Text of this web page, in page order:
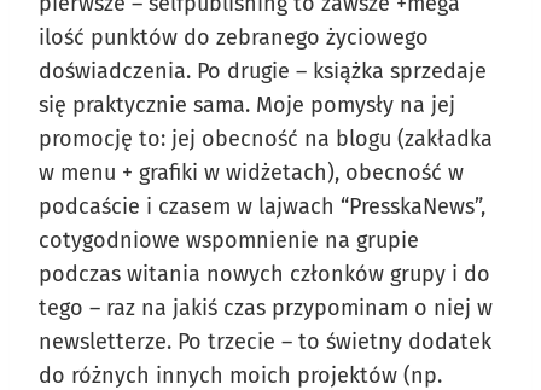
ilość punktów do zebranego życiowego
doświadczenia. Po drugie – książka sprzedaje
się praktycznie sama. Moje pomysły na jej
promocję to: jej obecność na blogu (zakładka
w menu + grafiki w widżetach), obecność w
podcaście i czasem w lajwach “PresskaNews”,
cotygodniowe wspomnienie na grupie
podczas witania nowych członków grupy i do
tego – raz na jakiś czas przypominam o niej w
newsletterze. Po trzecie – to świetny dodatek
do różnych innych moich projektów (np.